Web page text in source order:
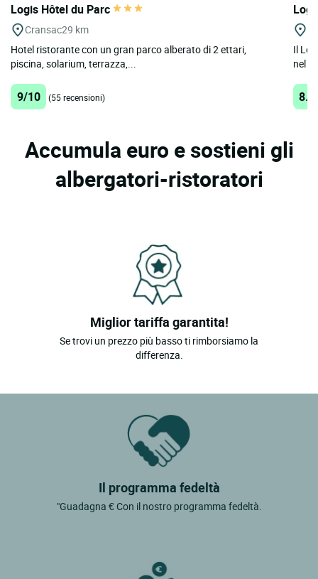
Logis Hôtel du Parc
Cransac29 km
Hotel ristorante con un gran parco alberato di 2 ettari,
piscina, solarium, terrazza,...
9/10 (55 recensioni)
Il
nel
Accumula euro e sostieni gli
albergatori-ristoratori
Miglior tariffa garantita!
Se trovi un prezzo più basso ti rimborsiamo la
differenza.
Il programma fedeltà
"Guadagna € Con il nostro programma fedeltà.